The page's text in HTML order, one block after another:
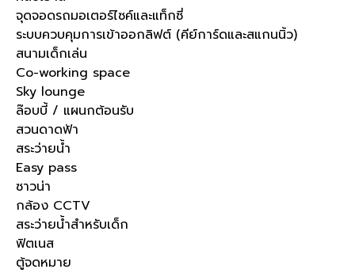
จุดจอดรถมอเตอร์ไซค์และแท็กซี่
ระบบควบคุมการเข้าออกลิฟต์ (คีย์การ์ดและสแกนนิ้ว)
สนามเด็กเล่น
Co-working space
Sky lounge
ล๊อบบี้ / แผนกต้อนรับ
สวนดาดฟ้า
สระว่ายน้ำ
Easy pass
ซาวน่า
กล้อง CCTV
สระว่ายน้ำสำหรับเด็ก
ฟิตเนส
ตู้จดหมาย